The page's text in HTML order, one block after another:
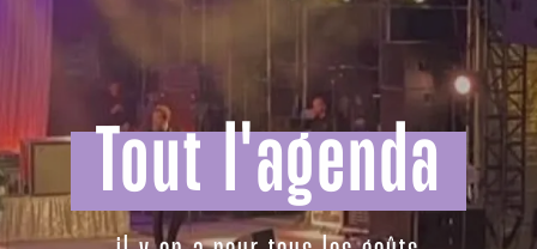
Tout l'agenda